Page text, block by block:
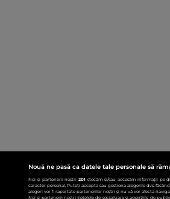
Nouă ne pasă ca datele tale personale să
Noi și partenerii noștri201 stocăm și/sau accesăm informații
caracter personal. Puteți accepta sau gestiona alegerile dvs.
alegeri vor fi raportate partenerilor noștri și nu vă vor afecta
Noi si partenerii nostri (retelele de socializare si agentiile de